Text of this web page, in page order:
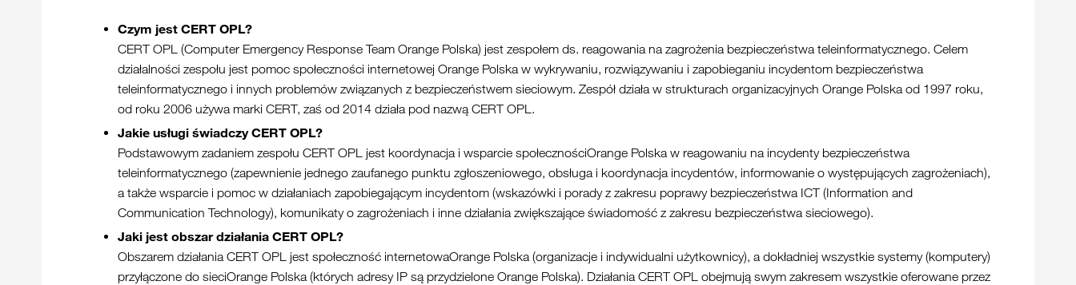
Czym jest CERT OPL?
CERT OPL (Computer Emergency Response Team Orange Polska) jest zespołem ds. reagowania na zagrożenia bezpieczeństwa teleinformatycznego. Celem
działalności zespołu jest pomoc społeczności internetowej Orange Polska w wykrywaniu, rozwiązywaniu i zapobieganiu incydentom bezpieczeństwa
teleinformatycznego i innych problemów związanych z bezpieczeństwem sieciowym. Zespół działa w strukturach organizacyjnych Orange Polska od 1997 roku,
od roku 2006 używa marki CERT, zaś od 2014 działa pod nazwą CERT OPL.
Jakie usługi świadczy CERT OPL?
Podstawowym zadaniem zespołu CERT OPL jest koordynacja i wsparcie społecznościOrange Polska w reagowaniu na incydenty bezpieczeństwa
teleinformatycznego (zapewnienie jednego zaufanego punktu zgłoszeniowego, obsługa i koordynacja incydentów, informowanie o występujących zagrożeniach),
a także wsparcie i pomoc w działaniach zapobiegającym incydentom (wskazówki i porady z zakresu poprawy bezpieczeństwa ICT (Information and
Communication Technology), komunikaty o zagrożeniach i inne działania zwiększające świadomość z zakresu bezpieczeństwa sieciowego).
Jaki jest obszar działania CERT OPL?
Obszarem działania CERT OPL jest społeczność internetowaOrange Polska (organizacje i indywidualni użytkownicy), a dokładniej wszystkie systemy (komputery)
przyłączone do sieciOrange Polska (których adresy IP są przydzielone Orange Polska). Działania CERT OPL obejmują swym zakresem wszystkie oferowane przez